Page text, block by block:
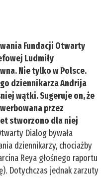
Fundacji Otwarty
Ludmiły
Nie tylko w Polsce.
dziennikarza Andrija
wątki. Sugeruje on, że
przez
stworzono dla niej
Dialog bywała
dziennikarzy, chociażby
Reya głośnego raportu
Dotychczas jednak zarzuty